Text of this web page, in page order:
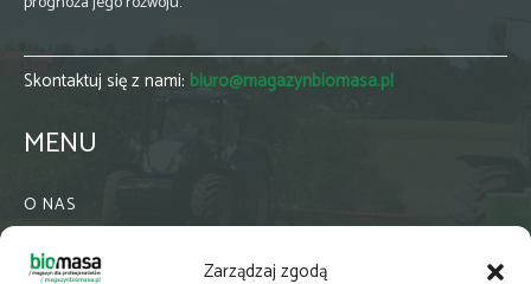
Zarządzaj zgodą
Skontaktuj się z nami: biuro@magazynbiomasa.pl
MENU
O NAS
WSPÓŁPRACA